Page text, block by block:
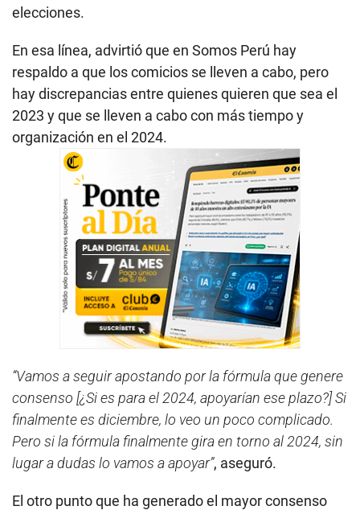
elecciones.
En esa línea, advirtió que en Somos Perú hay
respaldo a que los comicios se lleven a cabo, pero
hay discrepancias entre quienes quieren que sea el
2023 y que se lleven a cabo con más tiempo y
organización en el 2024.
“Vamos a seguir apostando por la fórmula que genere
consenso [¿Si es para el 2024, apoyarían ese plazo?] Si
finalmente es diciembre, lo veo un poco complicado.
Pero si la fórmula finalmente gira en torno al 2024, sin
lugar a dudas lo vamos a apoyar”, aseguró.
El otro punto que ha generado el mayor consenso